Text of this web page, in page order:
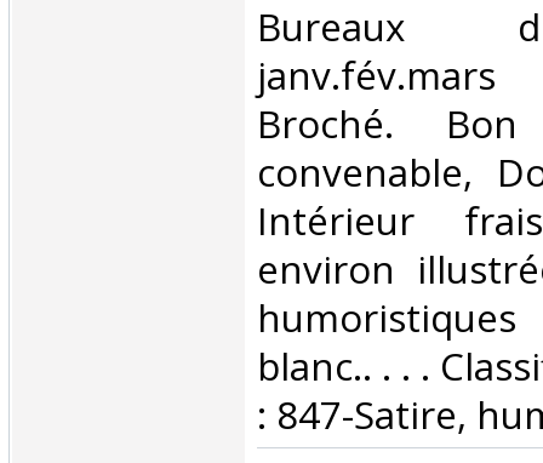
‎Bureaux
Broché.
convenable,
Intérieur
environ
blanc.. . . .
: 847-Satire,